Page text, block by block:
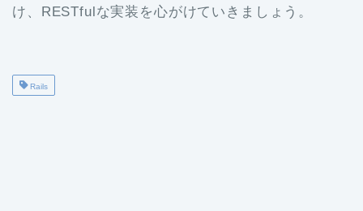
け、RESTfulな実装を心がけていきましょう。
Rails